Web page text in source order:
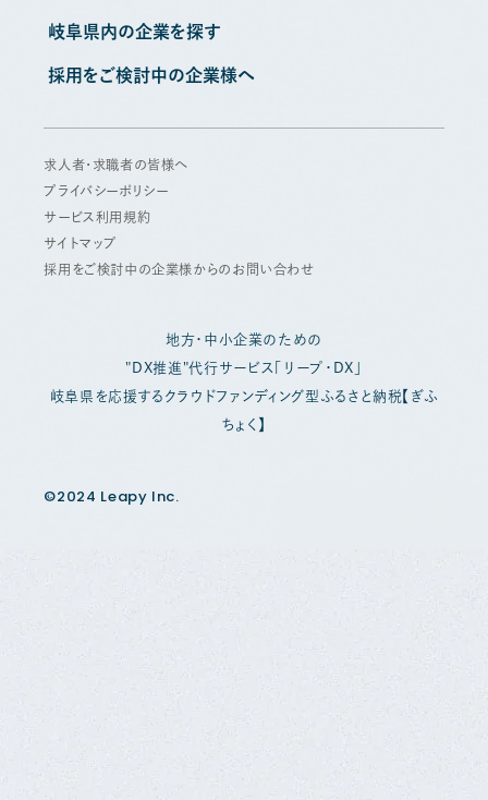
岐阜県内の企業を探す
採用をご検討中の企業様へ
求人者・求職者の皆様へ
プライバシーポリシー
サービス利用規約
サイトマップ
採用をご検討中の企業様からのお問い合わせ
地方・中小企業のための
"DX推進"代行サービス「リープ・DX」
岐阜県を応援するクラウドファンディング型ふるさと納税【ぎふ
ちょく】
©2024 Leapy Inc.